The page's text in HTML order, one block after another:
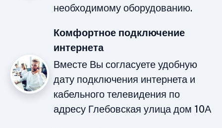
необходимому оборудованию.
Комфортное подключение
интернета
Вместе Вы согласуете удобную
дату подключения интернета и
кабельного телевидения по
адресу Глебовская улица дом 10А